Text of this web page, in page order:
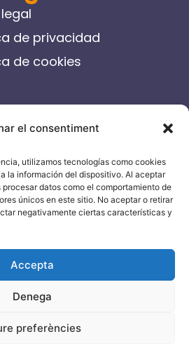
el consentiment
utilizamos tecnologías como cookies
la información del dispositivo. Al aceptar
datos como el comportamiento de
únicos en este sitio. No aceptar o retirar
negativamente ciertas características y
Accepta
Denega
preferències
de privacidad
de cookies
Castells, 14-16
Igualada
804 70 00